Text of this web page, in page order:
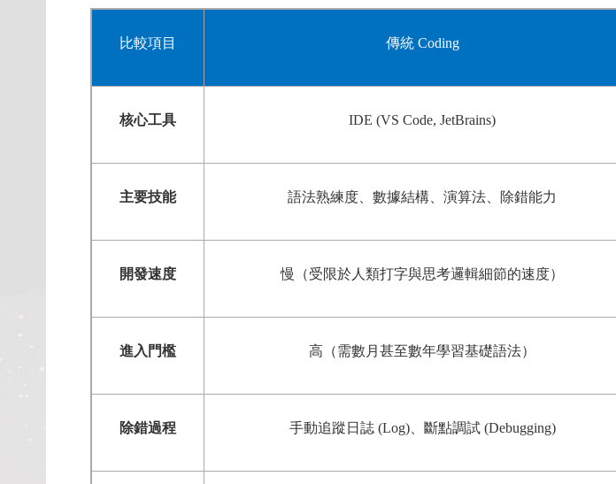
比較項目 傳統Coding
核心工具 IDE (VS Code, JetBrains)
主要技能 語法熟練度、數據結構、演算法、除錯能力
開發速度 慢（受限於人類打字與思考邏輯細節的速度）
進入門檻 高（需數月甚至數年學習基礎語法）
除錯過程 手動追蹤日誌 (Log)、斷點調試 (Debugging)